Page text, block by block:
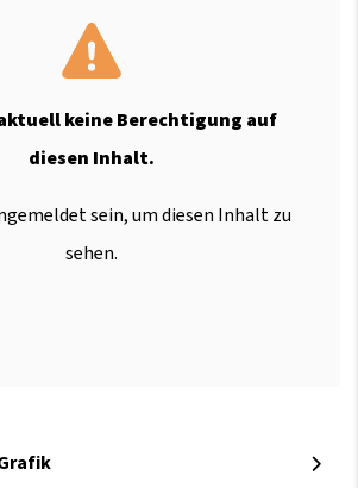
keine Berechtigung auf
diesen Inhalt.
sein, um diesen Inhalt zu
sehen.